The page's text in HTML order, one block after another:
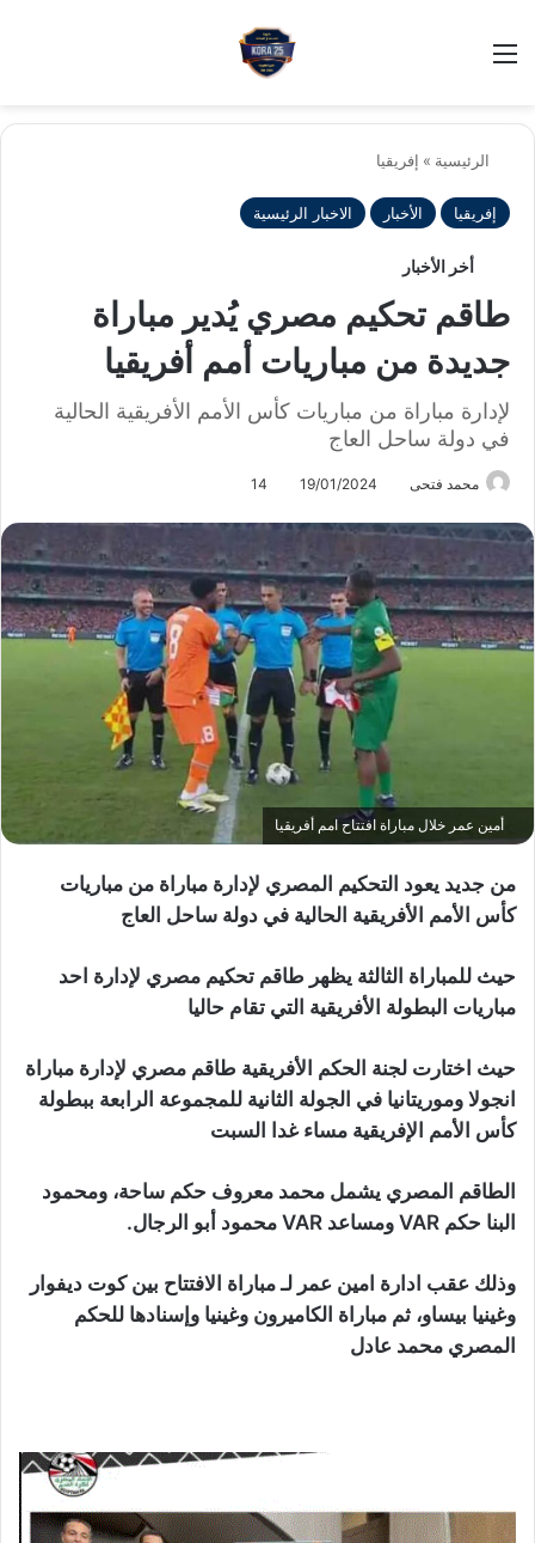
الرئيسية » إفريقيا
إفريقيا الأخبار الاخبار الرئيسية
أخر الأخبار
طاقم تحكيم مصري يُدير مباراة
جديدة من مباريات أمم أفريقيا
لإدارة مباراة من مباريات كأس الأمم الأفريقية الحالية
في دولة ساحل العاج
محمد فتحى 19/01/2024
14
أمين عمر خلال مباراة افتتاح امم أفريقيا
من جديد يعود التحكيم المصري لإدارة مباراة من مباريات
كأس الأمم الأفريقية الحالية في دولة ساحل العاج
حيث للمباراة الثالثة يظهر طاقم تحكيم مصري لإدارة احد
مباريات البطولة الأفريقية التي تقام حاليا
حيث اختارت لجنة الحكم الأفريقية طاقم مصري لإدارة مباراة
انجولا وموريتانيا في الجولة الثانية للمجموعة الرابعة ببطولة
كأس الأمم الإفريقية مساء غدا السبت
الطاقم المصري يشمل محمد معروف حكم ساحة، ومحمود
البنا حكم VAR ومساعد VAR محمود أبو الرجال.
وذلك عقب ادارة امين عمر لـ مباراة الافتتاح بين كوت ديفوار
وغينيا بيساو، ثم مباراة الكاميرون وغينيا وإسنادها للحكم
المصري محمد عادل